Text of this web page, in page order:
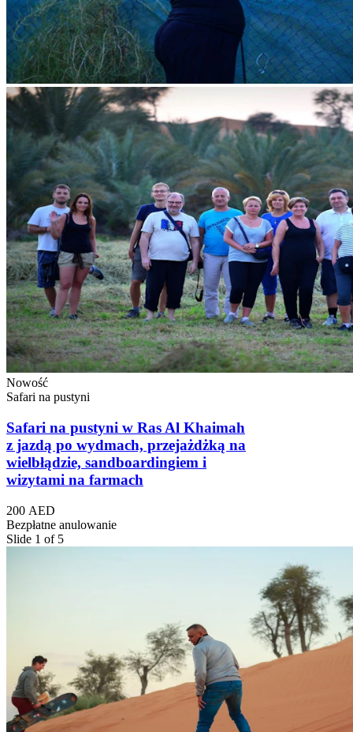
Nowość
Safari na pustyni
Safari na pustyni w Ras Al Khaimah
z jazdą po wydmach, przejażdżką na
wielbłądzie, sandboardingiem i
wizytami na farmach
200 AED
Bezpłatne anulowanie
Slide 1 of 5